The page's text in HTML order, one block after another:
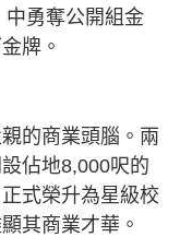
中勇奪公開組金
牌。
的商業頭腦。兩
佔地8,000呎的
式榮升為星級校
其商業才華。